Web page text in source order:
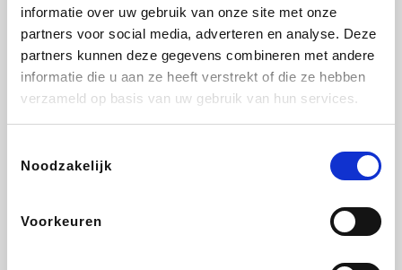
informatie over uw gebruik van onze site met onze
partners voor social media, adverteren en analyse. Deze
partners kunnen deze gegevens combineren met andere
informatie die u aan ze heeft verstrekt of die ze hebben
verzameld op basis van uw gebruik van hun services.
Noodzakelijk
Voorkeuren
Sarenza Interhome Schiesser Bolt Energie
DeubaXXL